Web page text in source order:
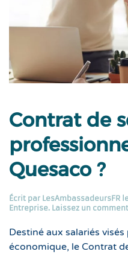
Contrat de
Quesaco ?
Écrit par LesAmbassadeursFR
Entreprise. Laissez un
Destiné aux salariés
économique, le Contrat